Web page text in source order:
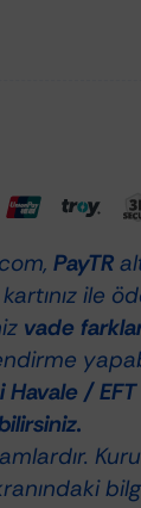
PayTR
ile
vade
/